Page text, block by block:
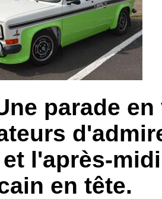
parade en
l'après-
en tête.